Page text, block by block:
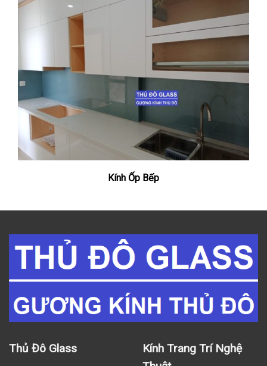
Kính Ốp Bếp
Thủ Đô Glass
Kính Trang Trí Nghệ